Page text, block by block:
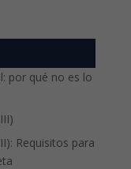
por qué no es lo
Requisitos para